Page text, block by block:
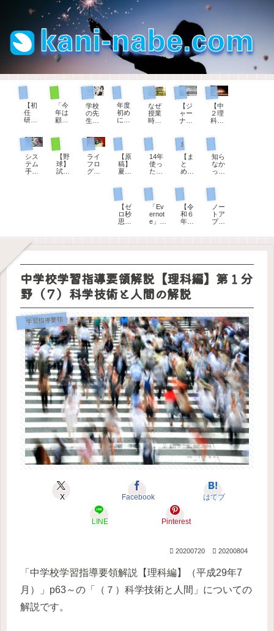
初任者研修
【初
任
研】
期の
振り
返
り」
への
部活動顧問として
「今
年は
顧問
てく
ださ
い」
、担
当す
教師手帳
学校
の先
生に
【教
師手
帳】
令和
８年
教育用語
年度
初め
に確
い。
「服
務の
宣
誓」
にす
るの
か？
現職教育担当として
なぜ
授業
時間
なの
か？
そこ
にど
んな
があ
るの
か？
ジャーナリング
【ジ
ャー
ナリ
「何
も書
くこ
とが
な
とき
はこ
れを
書
く！
理科の授業
【中
２理
科】
を学
ぶと
楽し
くな
る花
教師手帳
シス
テム
手帳
部活動顧問として
【野
球】
試合
教師手帳
ライ
フロ
グの
り
生徒指導担当として
【原
稿】
夏休
前、
生徒
指導
の先
生の
お話
版）
パソコン
14年
使っ
た
ernot
e』に
期待
して
いた
こと
いの
ま
す。
まとめページ
【ま
と
め】
実習
生へ
のコ
メン
ト例
文
き～
管理職として
知ら
なか
っ
教員
の夏
季休
暇の
理由
は３
い。
ゼロ秒思考
【ゼ
ロ秒
思
を大
るよ
うに
なる
100の
質問
パソコン
「Ev
ernot
e」か
Note
分の
手帳
とノ
ート
を移
行し
てわ
かっ
たこ
と
教師手帳
【令
和６
年
手
ンロ
ード
でき
ま
す。
「小
学校
版」
「中
学
校・
高校
版」
パソコン
ノー
トア
プリ
ろ検
UpNo
teに
決め
中学校学習指導要領解説【理科編】第１分
野（７）科学技術と人間の解説
学習指導要領
X Facebook はてブ
LINE Pinterest
20200720 20200804
「中学校学習指導要領解説【理科編】（平成29年7
月）」p63～の「（７）科学技術と人間」についての
解説です。